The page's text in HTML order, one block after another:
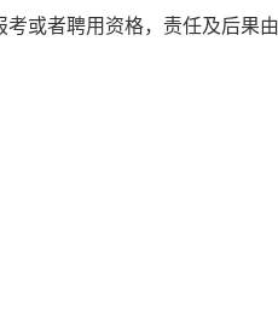
或者聘用资格，责任及后果由